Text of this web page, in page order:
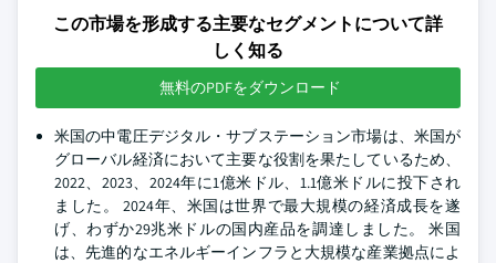
この市場を形成する主要なセグメントについて詳
しく知る
無料のPDFをダウンロード
米国の中電圧デジタル・サブステーション市場は、米国が
グローバル経済において主要な役割を果たしているため、
2022、2023、2024年に1億米ドル、1.1億米ドルに投下され
ました。 2024年、米国は世界で最大規模の経済成長を遂
げ、わずか29兆米ドルの国内産品を調達しました。 米国
は、先進的なエネルギーインフラと大規模な産業拠点によ